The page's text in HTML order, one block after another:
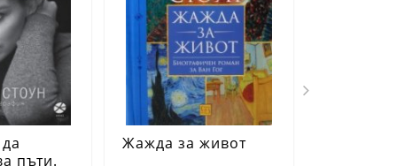
пъти.
Жажда за живот